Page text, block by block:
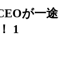
が一途
1